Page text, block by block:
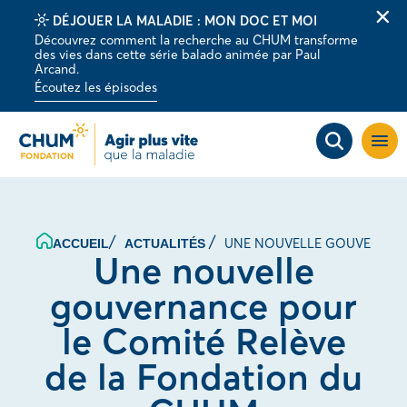
DÉJOUER LA MALADIE : MON DOC ET MOI
Découvrez comment la recherche au CHUM transforme
des vies dans cette série balado animée par Paul
Arcand.
Écoutez les épisodes
la
ACCUEIL ACTUALITÉS UNE NOUVELLE
Une nouvelle
gouvernance pour
le Comité Relève
de la Fondation du